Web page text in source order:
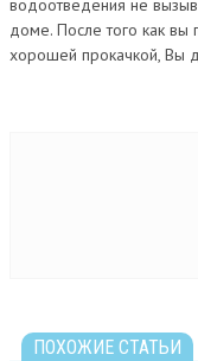
водоотведения не
доме. После того как вы
хорошей прокачкой, Вы
ПОХОЖИЕ СТАТЬИ